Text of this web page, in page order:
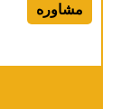
مشاوره